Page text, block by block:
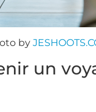
by
un